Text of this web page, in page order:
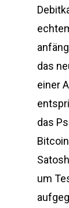
das
einer
das
um